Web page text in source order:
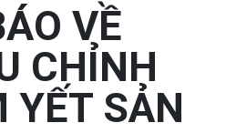
VỀ
CHỈNH
YẾT SẢN